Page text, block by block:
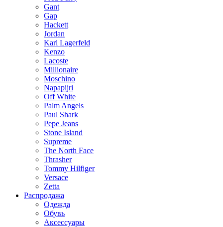
Gant
Gap
Hackett
Jordan
Karl Lagerfeld
Kenzo
Lacoste
Millionaire
Moschino
Napapijri
Off White
Palm Angels
Paul Shark
Pepe Jeans
Stone Island
Supreme
The North Face
Thrasher
Tommy Hilfiger
Versace
Zetta
Распродажа
Одежда
Обувь
Аксессуары